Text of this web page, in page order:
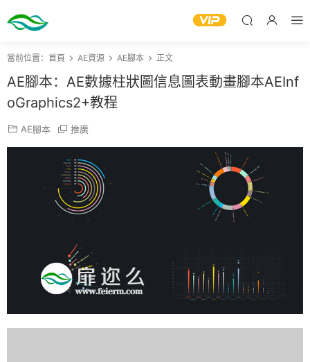
當前位置： 首頁 AE資源 AE腳本 正文
AE腳本：AE數據柱狀圖信息圖表動畫腳本AEInf
oGraphics2+教程
AE腳本 推廣